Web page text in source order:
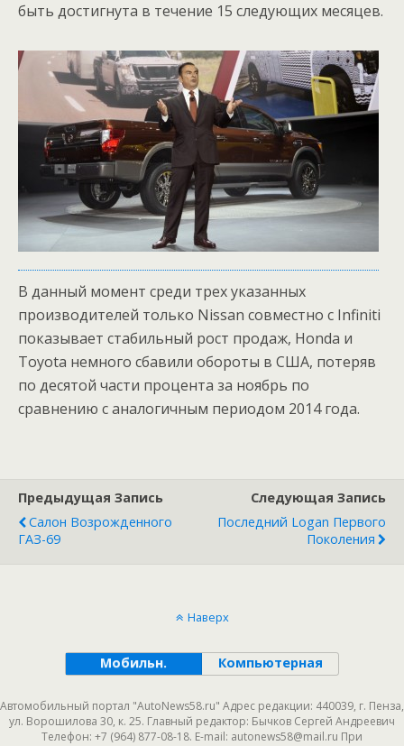
быть достигнута в течение 15 следующих месяцев.
В данный момент среди трех указанных
производителей только Nissan совместно с Infiniti
показывает стабильный рост продаж, Honda и
Toyota немного сбавили обороты в США, потеряв
по десятой части процента за ноябрь по
сравнению с аналогичным периодом 2014 года.
Предыдущая Запись
Салон Возрожденного
ГАЗ-69
Следующая Запись
Последний Logan Первого
Поколения
Наверх
Мобильн. Компьютерная
Автомобильный портал "AutoNews58.ru" Адрес редакции: 440039, г. Пенза,
ул. Ворошилова 30, к. 25. Главный редактор: Бычков Сергей Андреевич
Телефон: +7 (964) 877-08-18. E-mail: autonews58@mail.ru При